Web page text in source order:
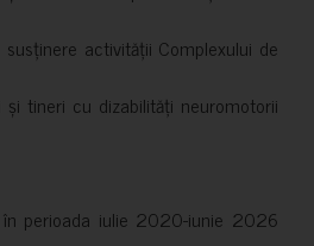
activității Complexului de
tineri cu dizabilități neuromotorii
în perioada iulie 2020-iunie 2026